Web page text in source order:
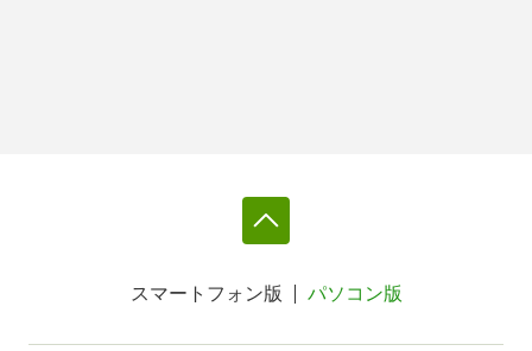
スマートフォン版 パソコン版